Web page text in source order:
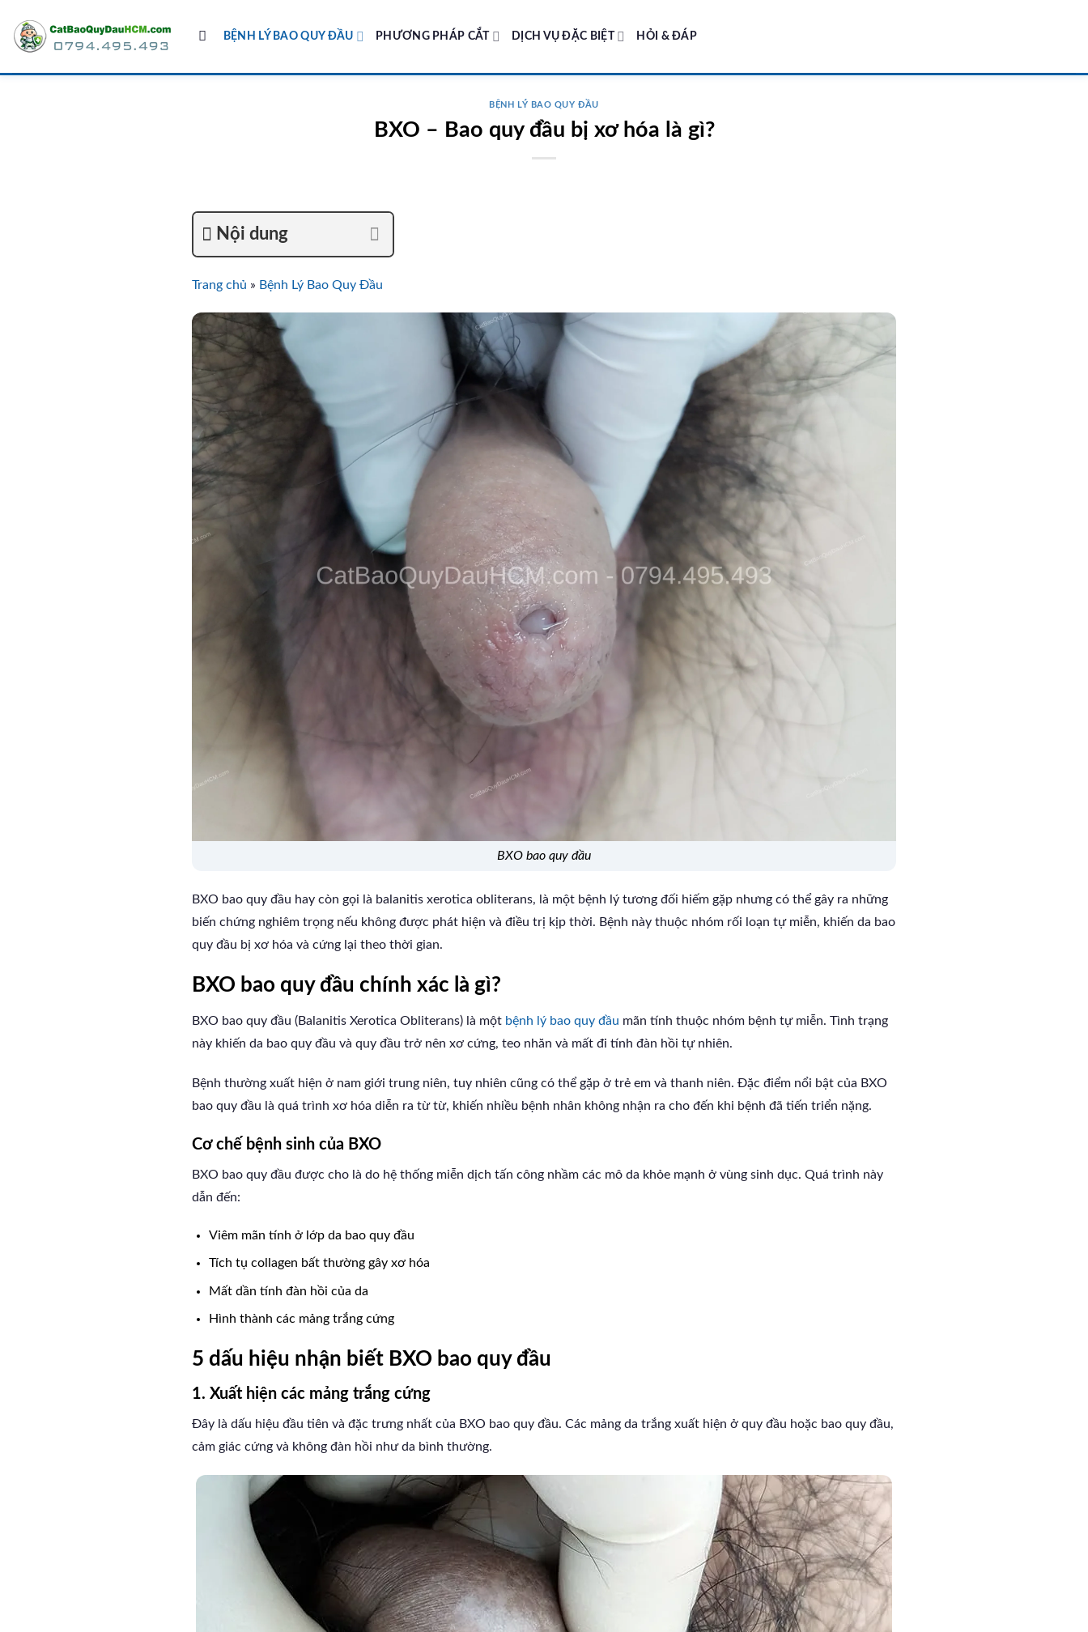
content
BỆNH LÝ BAO QUY ĐẦU PHƯƠNG PHÁP CẮT DỊCH VỤ ĐẶC BIỆT HỎI & ĐÁP
BỆNH LÝ BAO QUY ĐẦU
BXO – Bao quy đầu bị xơ hóa là gì?
Nội dung
Trang chủ » Bệnh Lý Bao Quy Đầu
BXO bao quy đầu
BXO bao quy đầu hay còn gọi là balanitis xerotica obliterans, là một bệnh lý tương đối hiếm gặp nhưng có thể gây ra những
biến chứng nghiêm trọng nếu không được phát hiện và điều trị kịp thời. Bệnh này thuộc nhóm rối loạn tự miễn, khiến da bao
quy đầu bị xơ hóa và cứng lại theo thời gian.
BXO bao quy đầu chính xác là gì?
BXO bao quy đầu (Balanitis Xerotica Obliterans) là một bệnh lý bao quy đầu mãn tính thuộc nhóm bệnh tự miễn. Tình trạng
này khiến da bao quy đầu và quy đầu trở nên xơ cứng, teo nhăn và mất đi tính đàn hồi tự nhiên.
Bệnh thường xuất hiện ở nam giới trung niên, tuy nhiên cũng có thể gặp ở trẻ em và thanh niên. Đặc điểm nổi bật của BXO
bao quy đầu là quá trình xơ hóa diễn ra từ từ, khiến nhiều bệnh nhân không nhận ra cho đến khi bệnh đã tiến triển nặng.
Cơ chế bệnh sinh của BXO
BXO bao quy đầu được cho là do hệ thống miễn dịch tấn công nhầm các mô da khỏe mạnh ở vùng sinh dục. Quá trình này
dẫn đến:
Viêm mãn tính ở lớp da bao quy đầu
Tích tụ collagen bất thường gây xơ hóa
Mất dần tính đàn hồi của da
Hình thành các mảng trắng cứng
5 dấu hiệu nhận biết BXO bao quy đầu
1. Xuất hiện các mảng trắng cứng
Đây là dấu hiệu đầu tiên và đặc trưng nhất của BXO bao quy đầu. Các mảng da trắng xuất hiện ở quy đầu hoặc bao quy đầu,
cảm giác cứng và không đàn hồi như da bình thường.